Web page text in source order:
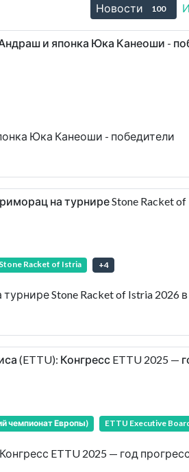
Новости 100
Андраш и японка Юка Канеоши -
Юка Канеоши - победители
на турнире Stone Racket
Stone Racket of Istria +4
Stone Racket of Istria 2026
(ETTU): Конгресс ETTU 2025 —
чемпионат Европы) ETTU Executive
ETTU 2025 — год